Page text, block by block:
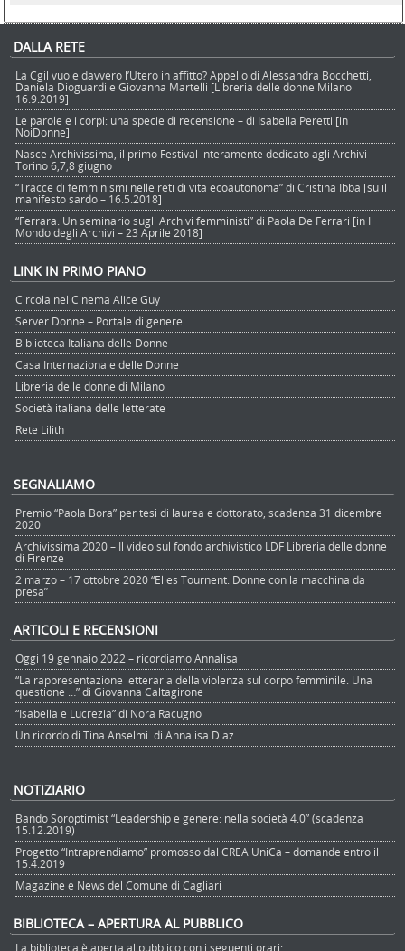
DALLA RETE
La Cgil vuole davvero l’Utero in affitto? Appello di Alessandra Bocchetti,
Daniela Dioguardi e Giovanna Martelli [Libreria delle donne Milano
16.9.2019]
Le parole e i corpi: una specie di recensione – di Isabella Peretti [in
NoiDonne]
Nasce Archivissima, il primo Festival interamente dedicato agli Archivi –
Torino 6,7,8 giugno
“Tracce di femminismi nelle reti di vita ecoautonoma” di Cristina Ibba [su il
manifesto sardo – 16.5.2018]
“Ferrara. Un seminario sugli Archivi femministi” di Paola De Ferrari [in Il
Mondo degli Archivi – 23 Aprile 2018]
LINK IN PRIMO PIANO
Circola nel Cinema Alice Guy
Server Donne – Portale di genere
Biblioteca Italiana delle Donne
Casa Internazionale delle Donne
Libreria delle donne di Milano
Società italiana delle letterate
Rete Lilith
SEGNALIAMO
Premio “Paola Bora” per tesi di laurea e dottorato, scadenza 31 dicembre
2020
Archivissima 2020 – Il video sul fondo archivistico LDF Libreria delle donne
di Firenze
2 marzo – 17 ottobre 2020 “Elles Tournent. Donne con la macchina da
presa”
ARTICOLI E RECENSIONI
Oggi 19 gennaio 2022 – ricordiamo Annalisa
“La rappresentazione letteraria della violenza sul corpo femminile. Una
questione …” di Giovanna Caltagirone
“Isabella e Lucrezia” di Nora Racugno
Un ricordo di Tina Anselmi. di Annalisa Diaz
NOTIZIARIO
Bando Soroptimist “Leadership e genere: nella società 4.0” (scadenza
15.12.2019)
Progetto “Intraprendiamo” promosso dal CREA UniCa – domande entro il
15.4.2019
Magazine e News del Comune di Cagliari
BIBLIOTECA – APERTURA AL PUBBLICO
La biblioteca è aperta al pubblico con i seguenti orari: